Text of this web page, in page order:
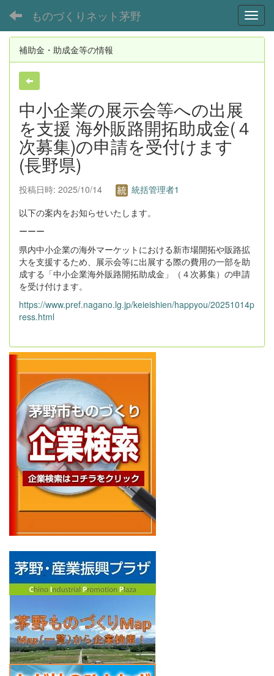
ものづくりネット茅野
補助金・助成金等の情報
中小企業の展示会等への出展
を支援 海外販路開拓助成金(４
次募集)の申請を受付けます
(長野県)
投稿日時: 2025/10/14
統括管理者1
以下の案内をお知らせいたします。
ーーー
県内中小企業の海外マーケットにおける新市場開拓や販路拡
大を支援するため、展示会等に出展する際の費用の一部を助
成する「中小企業海外販路開拓助成金」（４次募集）の申請
を受け付けます。
https://www.pref.nagano.lg.jp/keieishien/happyou/20251014p
ress.html